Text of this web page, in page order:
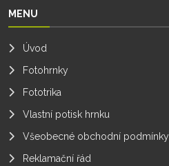
MENU
Úvod
Fotohrnky
Fototrika
Vlastní potisk hrnku
Všeobecné obchodní podmínky
Reklamační řád